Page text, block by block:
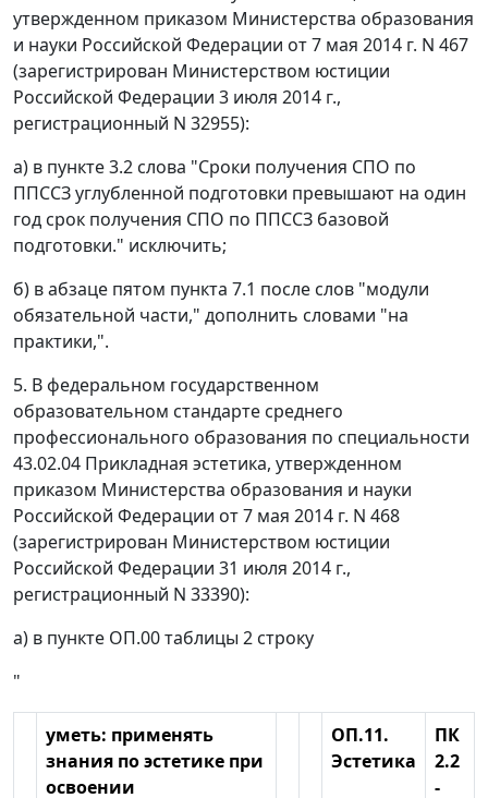
утвержденном приказом Министерства образования
и науки Российской Федерации от 7 мая 2014 г. N 467
(зарегистрирован Министерством юстиции
Российской Федерации 3 июля 2014 г.,
регистрационный N 32955):
а) в пункте 3.2 слова "Сроки получения СПО по
ППССЗ углубленной подготовки превышают на один
год срок получения СПО по ППССЗ базовой
подготовки." исключить;
б) в абзаце пятом пункта 7.1 после слов "модули
обязательной части," дополнить словами "на
практики,".
5. В федеральном государственном
образовательном стандарте среднего
профессионального образования по специальности
43.02.04 Прикладная эстетика, утвержденном
приказом Министерства образования и науки
Российской Федерации от 7 мая 2014 г. N 468
(зарегистрирован Министерством юстиции
Российской Федерации 31 июля 2014 г.,
регистрационный N 33390):
а) в пункте ОП.00 таблицы 2 строку
"
уметь: применять
знания по эстетике при
освоении
ОП.11.
Эстетика
ПК
2.2
-